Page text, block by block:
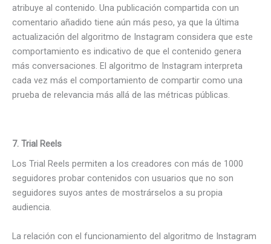
atribuye al contenido. Una publicación compartida con un
comentario añadido tiene aún más peso, ya que la última
actualización del algoritmo de Instagram considera que este
comportamiento es indicativo de que el contenido genera
más conversaciones. El algoritmo de Instagram interpreta
cada vez más el comportamiento de compartir como una
prueba de relevancia más allá de las métricas públicas.
7. Trial Reels
Los Trial Reels permiten a los creadores con más de 1000
seguidores probar contenidos con usuarios que no son
seguidores suyos antes de mostrárselos a su propia
audiencia.
La relación con el funcionamiento del algoritmo de Instagram